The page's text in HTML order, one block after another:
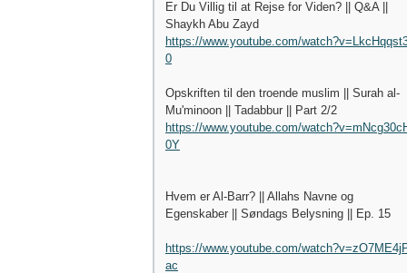
Er Du Villig til at Rejse for Viden? || Q&A ||
Shaykh Abu Zayd
https://www.youtube.com/
0
Opskriften til den troende muslim || Surah al-
Mu'minoon || Tadabbur || Part 2/2
https://www.youtube.com/
0Y
Hvem er Al-Barr? || Allahs Navne og
Egenskaber || Søndags Belysning || Ep. 15
https://www.youtube.com/
ac